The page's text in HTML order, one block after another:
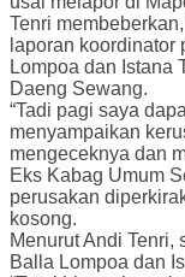
Tenri
laporan
Lompoa dan Istana
Daeng Sewang.
“Tadi pagi saya
menyampaikan
mengeceknya dan
Eks Kabag Umum
perusakan
kosong.
Menurut Andi
Balla Lompoa dan